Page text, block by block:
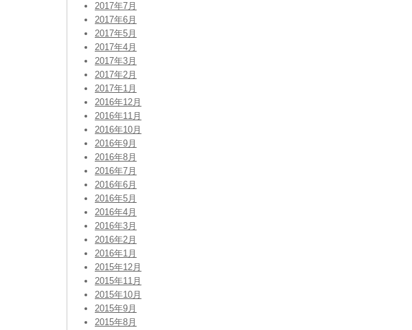
2017年7月
2017年6月
2017年5月
2017年4月
2017年3月
2017年2月
2017年1月
2016年12月
2016年11月
2016年10月
2016年9月
2016年8月
2016年7月
2016年6月
2016年5月
2016年4月
2016年3月
2016年2月
2016年1月
2015年12月
2015年11月
2015年10月
2015年9月
2015年8月